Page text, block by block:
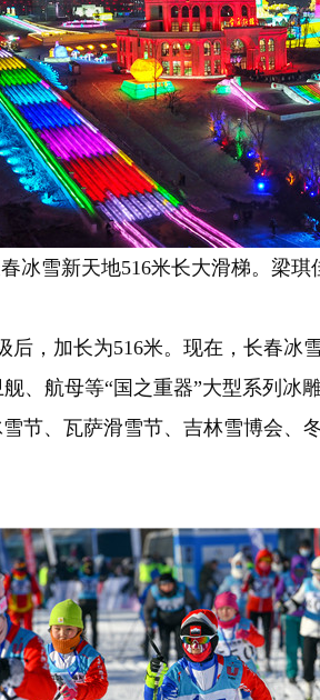
冰雪新天地516米长大滑梯。梁琪
加长为516米。现在，长春冰
、航母等“国之重器”大型系列冰
、瓦萨滑雪节、吉林雪博会、